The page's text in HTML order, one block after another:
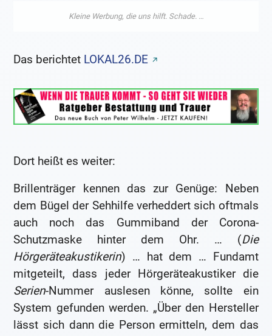
Das berichtet LOKAL26.DE
Dort heißt es weiter:
Brillenträger kennen das zur Genüge: Neben
dem Bügel der Sehhilfe verheddert sich oftmals
auch noch das Gummiband der Corona-
Schutzmaske hinter dem Ohr. … (Die
Hörgeräteakustikerin) … hat dem … Fundamt
mitgeteilt, dass jeder Hörgeräteakustiker die
Serien-Nummer auslesen könne, sollte ein
System gefunden werden. „Über den Hersteller
lässt sich dann die Person ermitteln, dem das